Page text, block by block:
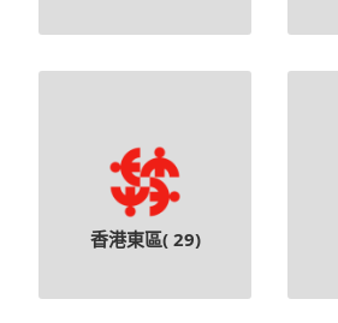
香港東區( 29)